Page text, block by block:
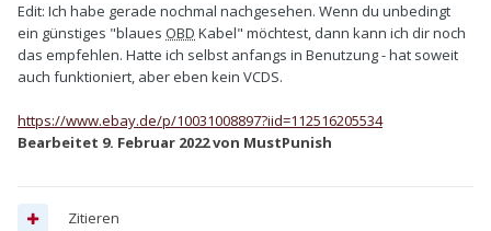
Edit: Ich habe gerade nochmal nachgesehen. Wenn du unbedingt
ein günstiges "blaues OBD Kabel" möchtest, dann kann ich dir noch
das empfehlen. Hatte ich selbst anfangs in Benutzung - hat soweit
auch funktioniert, aber eben kein VCDS.
https://www.ebay.de/p/10031008897?iid=112516205534
Bearbeitet 9. Februar 2022von MustPunish
Zitieren